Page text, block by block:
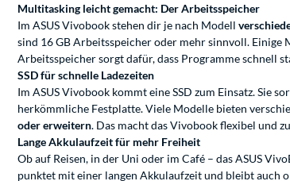
Multitasking leicht gemacht: Der Arbeitsspeicher
Im ASUS Vivobook stehen dir je nach Modell
sind 16 GB Arbeitsspeicher oder mehr sinnvoll. Einige
Arbeitsspeicher sorgt dafür, dass Programme schnell
SSD für schnelle Ladezeiten
Im ASUS Vivobook kommt eine SSD zum Einsatz. Sie
herkömmliche Festplatte. Viele Modelle bieten
oder erweitern. Das macht das Vivobook flexibel und
Lange Akkulaufzeit für mehr Freiheit
Ob auf Reisen, in der Uni oder im Café – das ASUS
punktet mit einer langen Akkulaufzeit und bleibt auch